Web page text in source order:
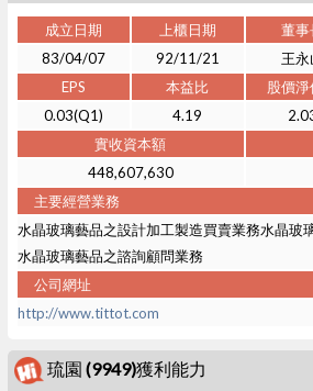
成立日期 上櫃日期 董事
83/04/07
92/11/21 王永
EPS
本益比 股價
0.03(Q1)
4.19
實收資本額
448,607,630
主要經營業務
水晶玻璃藝品之設計加工製造買賣業務水晶玻
水晶玻璃藝品之諮詢顧問業務
公司網址
http://www.tittot.com
琉園 (9949)獲利能力